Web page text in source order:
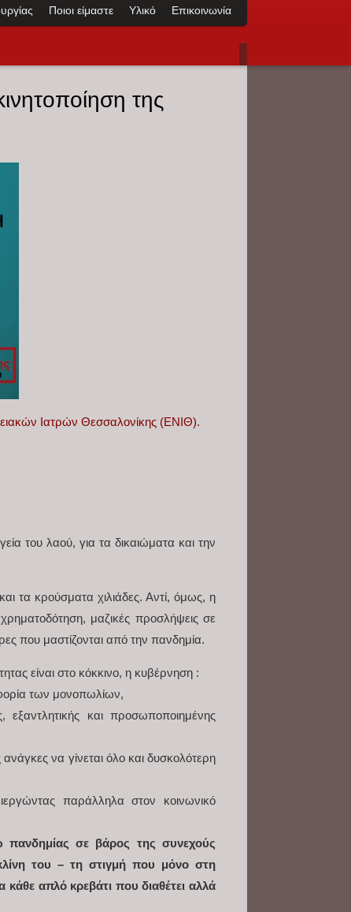
Ποιοι είμαστε Υλικό Επικοινωνία
της
Ιατρών Θεσσαλονίκης (ΕΝΙΘ).
του λαού, για τα δικαιώματα και την
τα κρούσματα χιλιάδες. Αντί, όμως, η
μαζικές προσλήψεις σε
που μαστίζονται από την πανδημία.
είναι στο κόκκινο, η κυβέρνηση :
των μονοπωλίων,
και προσωποποιημένης
να γίνεται όλο και δυσκολότερη
παράλληλα στον κοινωνικό
πανδημίας σε βάρος της συνεχούς
του – τη στιγμή που μόνο στη
κάθε απλό κρεβάτι που διαθέτει αλλά